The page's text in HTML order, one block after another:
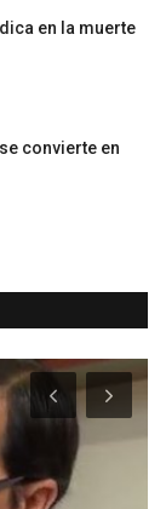
en la muerte
convierte en